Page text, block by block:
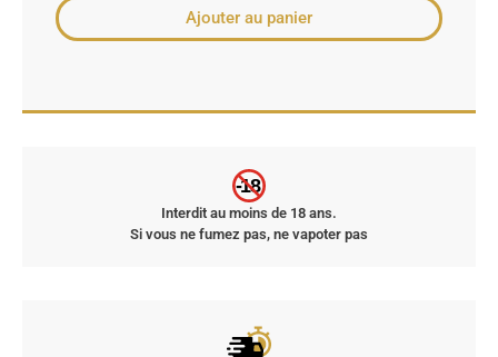
Ajouter au panier
-18
Interdit au moins de 18 ans.
Si vous ne fumez pas, ne vapoter pas